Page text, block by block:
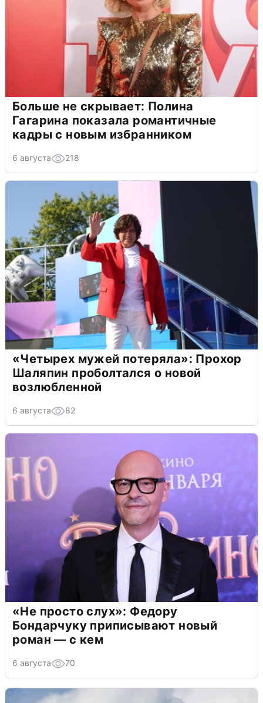
Больше не скрывает: Полина
Гагарина показала романтичные
кадры с новым избранником
6 августа 218
«Четырех мужей потеряла»: Прохор
Шаляпин проболтался о новой
возлюбленной
6 августа 82
«Не просто слух»: Федору
Бондарчуку приписывают новый
роман — с кем
6 августа 70